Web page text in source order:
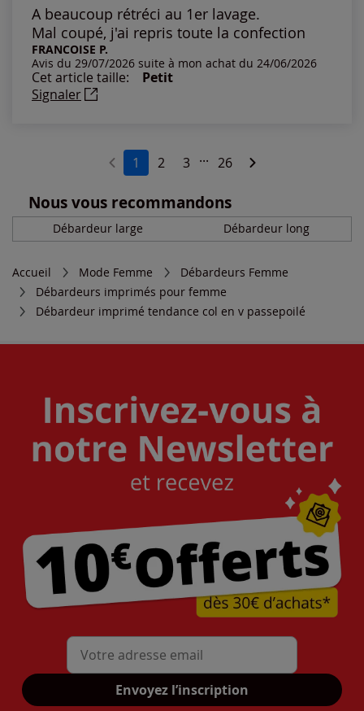
A beaucoup rétréci au 1er lavage.
Mal coupé, j'ai repris toute la confection
FRANCOISE P.
Avis du 29/07/2026 suite à mon achat du 24/06/2026
Cet article taille:
Petit
Signaler
1 2 3 ... 26
Nous vous recommandons
Débardeur large Débardeur long
Accueil Mode Femme
Débardeurs Femme
Débardeurs imprimés pour femme
Débardeur imprimé tendance col en v passepoilé
Mon adresse mail
Envoyez l’inscription